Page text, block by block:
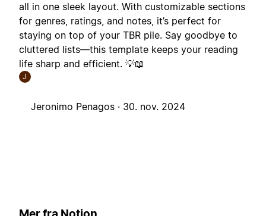
all in one sleek layout. With customizable sections
for genres, ratings, and notes, it’s perfect for
staying on top of your TBR pile. Say goodbye to
cluttered lists—this template keeps your reading
life sharp and efficient. 💡📖
J
Jeronimo Penagos · 30. nov. 2024